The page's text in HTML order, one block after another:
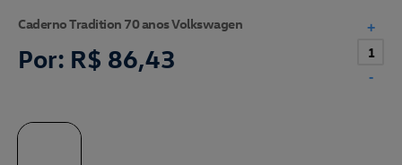
Caderno Tradition 70 anos Volkswagen
Por: R$ 86,43
-
+